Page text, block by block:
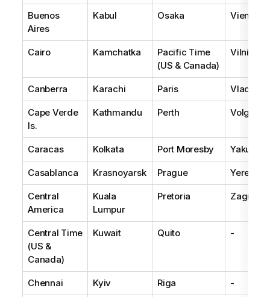
Buenos
Aires
Kabul Osaka Vienna
Cairo Kamchatka
Pacific Time
(US & Canada)
Vilnius
Canberra Karachi Paris
Cape Verde
Is.
Kathmandu Perth
Caracas Kolkata Port Moresby Yakutsk
Casablanca Krasnoyarsk Prague Yerevan
Central
America
Kuala
Lumpur
Pretoria Zagreb
Central Time
(US &
Canada)
Kuwait Quito -
Chennai Kyiv Riga -